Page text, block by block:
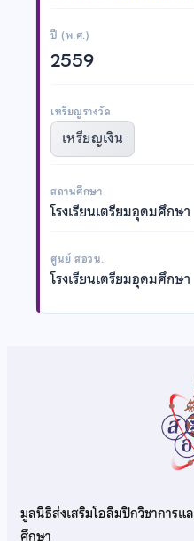
ปี (พ.ศ.)
2559
เหรียญรางวัล
เหรียญเงิน
สถานศึกษา
โรงเรียนเตรียมอุดมศึกษา
ศูนย์ สอวน.
โรงเรียนเตรียมอุดมศึกษา
มูลนิธิส่งเสริมโอลิมปิกวิชาการ
ศึกษา